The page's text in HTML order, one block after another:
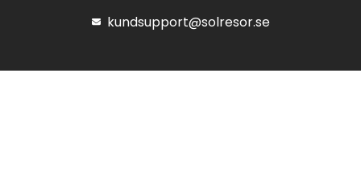
kundsupport@solresor.se